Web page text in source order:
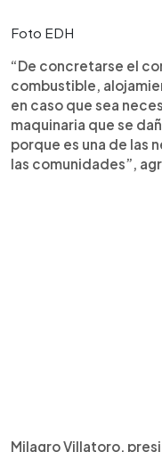
Foto EDH
“De concretarse el
combustible,
en caso que sea
maquinaria que se
porque es una de las
las comunidades”,
Milagro Villatoro,